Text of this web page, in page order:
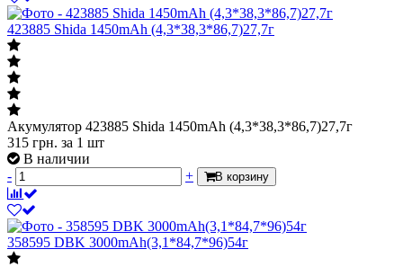
423885 Shida 1450mAh (4,3*38,3*86,7)27,7г
Акумулятор 423885 Shida 1450mAh (4,3*38,3*86,7)27,7г
315 грн. за 1 шт
В наличии
-
+ В корзину
358595 DBK 3000mAh(3,1*84,7*96)54г